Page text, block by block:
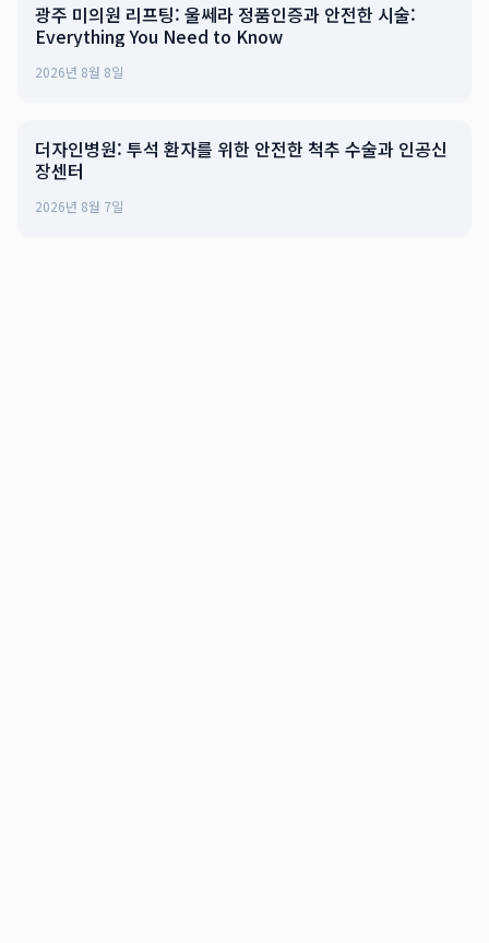
광주 미의원 리프팅: 울쎄라 정품인증과 안전한 시술:
Everything You Need to Know
2026년 8월 8일
더자인병원: 투석 환자를 위한 안전한 척추 수술과 인공신
장센터
2026년 8월 7일